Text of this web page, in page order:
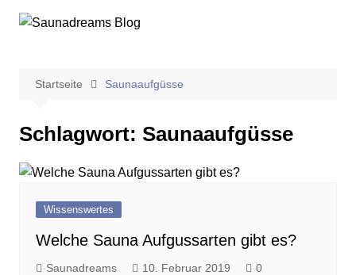
Inhalt
Startseite Saunaaufgüsse
Schlagwort: Saunaaufgüsse
Wissenswertes
Welche Sauna Aufgussarten gibt es?
Saunadreams 10. Februar 2019 0